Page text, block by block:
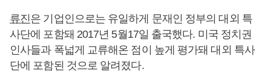
류진은 기업인으로는 유일하게 문재인 정부의 대외 특
사단에 포함돼 2017년 5월17일 출국했다. 미국 정치권
인사들과 폭넓게 교류해온 점이 높게 평가돼 대외 특사
단에 포함된 것으로 알려졌다.